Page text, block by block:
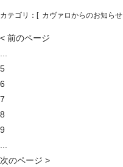
カテゴリ：[ カヴァロからのお知らせ
< 前のページ
5
6
7
8
9
次のページ >